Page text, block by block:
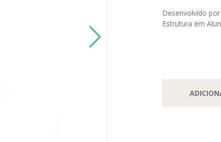
Desenvolvido
Estrutura em